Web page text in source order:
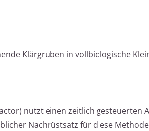
Klärgruben in vollbiologische
nutzt einen zeitlich gesteuerten
Nachrüstsatz für diese